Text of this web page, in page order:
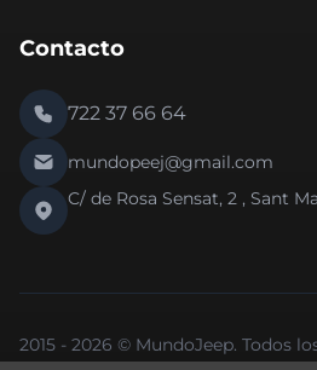
Contacto
722 37 66 64
mundopeej@gmail.com
C/ de Rosa Sensat, 2 , Sant
2015 - 2026 © MundoJeep. Todos